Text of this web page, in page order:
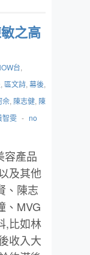
之高
台,
, 區文詩, 幕後,
佘, 陳志健, 陳
智雯 - no
容產品
及其他
、陳志
、MVG
,比如林
收入大